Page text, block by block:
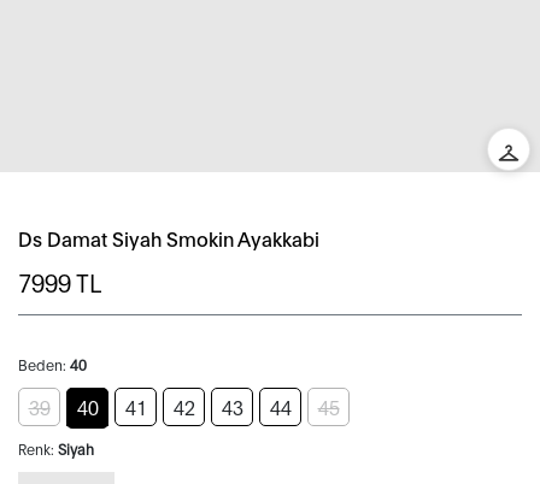
Ds Damat Siyah Smokin Ayakkabi
7999TL
Beden: 40
39 40 41 42 43 44 45
Renk: Siyah